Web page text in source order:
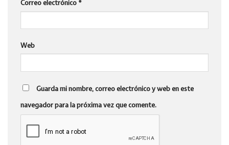
Correo electrónico *
Web
Guarda mi nombre, correo electrónico y web en este
navegador para la próxima vez que comente.